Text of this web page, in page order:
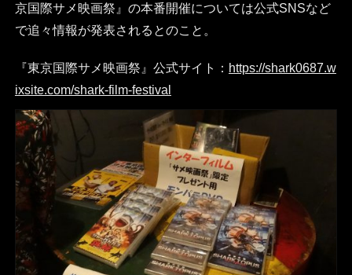
京国際サメ映画祭』の本番開催については公式SNSなど
で追々情報が発表されるとのこと。
『東京国際サメ映画祭』公式サイト： https://shark0687.w
ixsite.com/shark-film-festival